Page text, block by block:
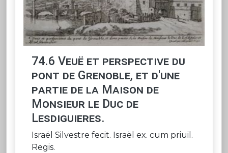
74.6 Veuë et perspective du
pont de Grenoble, et d'une
partie de la Maison de
Monsieur le Duc de
Lesdiguieres.
Israël Silvestre fecit. Israël ex. cum priuil.
Regis.